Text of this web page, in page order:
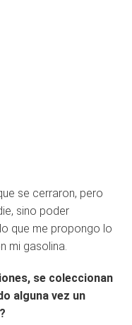
se cerraron, pero
sino poder
que me propongo lo
mi gasolina.
se coleccionan
alguna vez un